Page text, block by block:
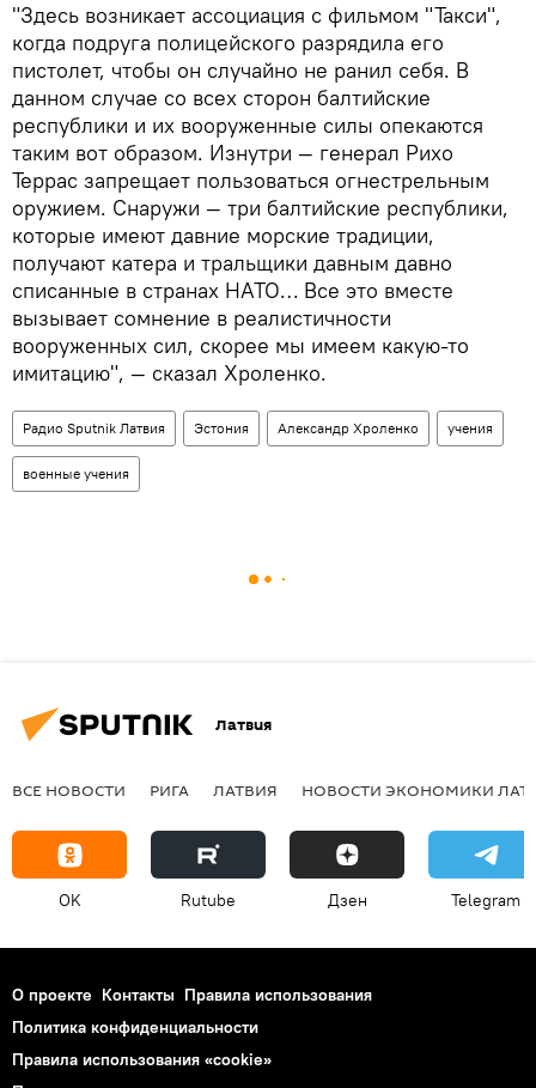
"Здесь возникает ассоциация с фильмом "Такси",
когда подруга полицейского разрядила его
пистолет, чтобы он случайно не ранил себя. В
данном случае со всех сторон балтийские
республики и их вооруженные силы опекаются
таким вот образом. Изнутри — генерал Рихо
Террас запрещает пользоваться огнестрельным
оружием. Снаружи — три балтийские республики,
которые имеют давние морские традиции,
получают катера и тральщики давным давно
списанные в странах НАТО… Все это вместе
вызывает сомнение в реалистичности
вооруженных сил, скорее мы имеем какую-то
имитацию", — сказал Хроленко.
Радио Sputnik Латвия Эстония Александр Хроленко учения
военные учения
Латвия
ВСЕ НОВОСТИ РИГА ЛАТВИЯ НОВОСТИ ЭКОНОМИКИ
OK Rutube Дзен Telegram
О проекте Контакты Правила использования
Политика конфиденциальности
Правила использования «cookie»